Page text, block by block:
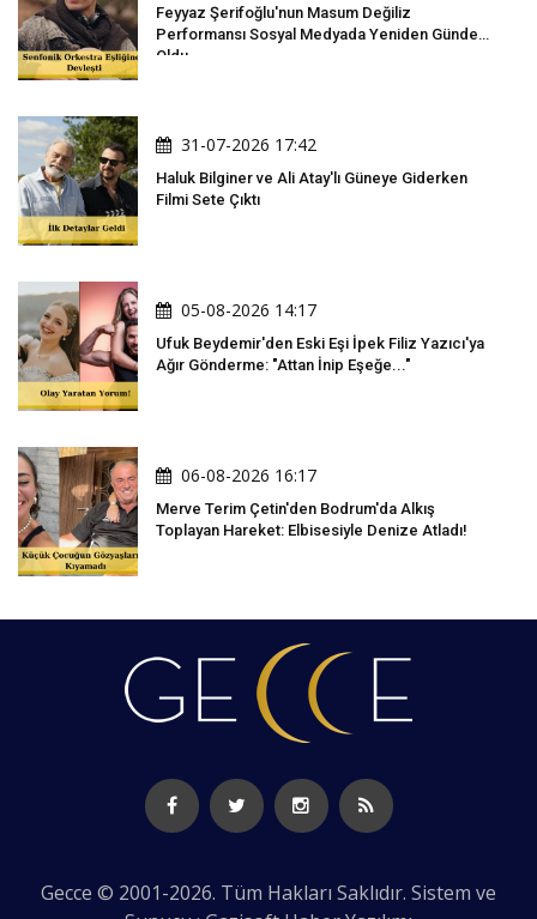
Feyyaz Şerifoğlu'nun Masum Değiliz
Performansı Sosyal Medyada Yeniden Gündem
Oldu
31-07-2026 17:42
Haluk Bilginer ve Ali Atay'lı Güneye Giderken
Filmi Sete Çıktı
05-08-2026 14:17
Ufuk Beydemir'den Eski Eşi İpek Filiz Yazıcı'ya
Ağır Gönderme: "Attan İnip Eşeğe..."
06-08-2026 16:17
Merve Terim Çetin'den Bodrum'da Alkış
Toplayan Hareket: Elbisesiyle Denize Atladı!
Gecce © 2001-2026. Tüm Hakları Saklıdır. Sistem ve